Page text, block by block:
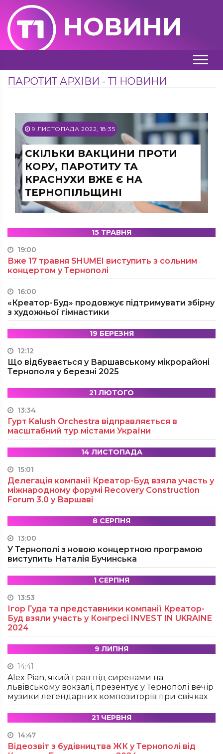
НОВИНИ
ПАРОТИТ АРХІВИ - Т1 НОВИНИ
9 ЛИСТОПАДА 2022, 18:35
СКІЛЬКИ ВАКЦИНИ ПРОТИ
КОРУ, ПАРОТИТУ ТА
КРАСНУХИ ВЖЕ Є НА
ТЕРНОПІЛЬЩИНІ
15 ТРАВНЯ
19:00
Вже 17 травня SHUMEI виступить з сольним
концертом у Тернополі
16:00
«Креатор-Буд» продовжує підтримувати збірну
з художньої гімнастики
19 БЕРЕЗНЯ
12:12
Що відбувається у Варшавському мікрорайоні
Тернополя у березні 2025
21 ЛЮТОГО
13:34
Гурт Kalush Orchestra відправляється в
масштабний тур містами України
14 ЛИСТОПАДА
15:01
Делегація компанії Креатор-Буд взяла участь у
міжнародному форумі Recovery Construction
Forum 3.0 у Варшаві
8 СЕРПНЯ
13:00
У Тернополі з новою концертною програмою
виступить Наталія Бучинська
1 СЕРПНЯ
13:53
Ігор Гуда та представники компанії Креатор-
Буд взяли участь у Конгресі INVEST IN UKRAINE
2024
9 ЛИПНЯ
14:41
Alex Pian, який грав під сиренами на
львівському вокзалі, презентує у Тернополі вечір
музики легендарних композиторів при свічках
21 ЧЕРВНЯ
14:47
Відеозвіт з будівництва ЖК у Тернополі від